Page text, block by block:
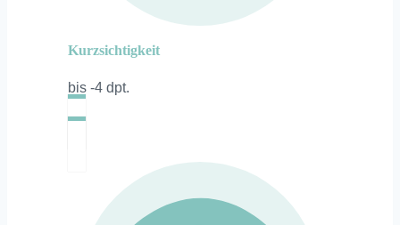
Kurzsichtigkeit
bis -4 dpt.